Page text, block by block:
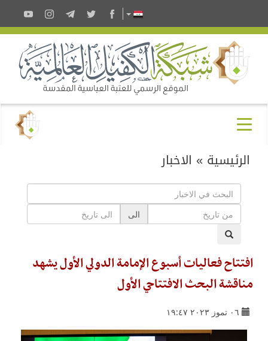
الرئيسية » الاخبار
الى
افتتاح فعاليات أسبوع الإمامة الدولي الأول يشهد
مناقشة البحث الافتتاحي الأول
٠٦ تموز ٢٠٢٣ ١٩:٤٧